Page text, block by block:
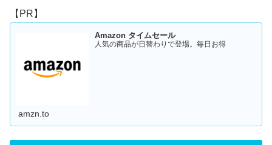
【PR】
Amazon タイムセール
人気の商品が日替わりで登場。毎日お得
amzn.to